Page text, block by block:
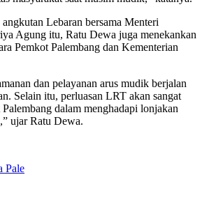
Lebaran bersama Menteri
Agung itu, Ratu Dewa juga menekankan
Pemkot Palembang dan Kementerian
dan pelayanan arus mudik berjalan
Selain itu, perluasan LRT akan sangat
dalam menghadapi lonjakan
ujar Ratu Dewa.
Pale